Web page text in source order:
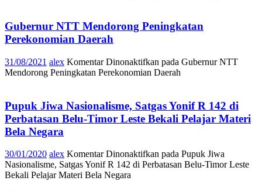
Gubernur NTT Mendorong Peningkatan
Perekonomian Daerah
31/08/2021 alex Komentar Dinonaktifkan pada Gubernur NTT
Mendorong Peningkatan Perekonomian Daerah
Pupuk Jiwa Nasionalisme, Satgas Yonif R 142 di
Perbatasan Belu-Timor Leste Bekali Pelajar Materi
Bela Negara
30/01/2020 alex Komentar Dinonaktifkan pada Pupuk Jiwa
Nasionalisme, Satgas Yonif R 142 di Perbatasan Belu-Timor Leste
Bekali Pelajar Materi Bela Negara